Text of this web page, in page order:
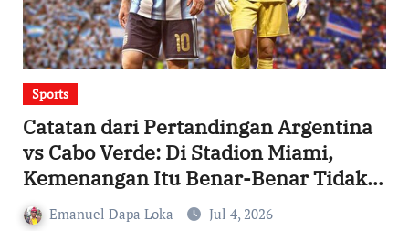
Sports
Catatan dari Pertandingan Argentina
vs Cabo Verde: Di Stadion Miami,
Kemenangan Itu Benar-Benar Tidak
MudahEmanuel Dapa Loka Jul 4, 2026